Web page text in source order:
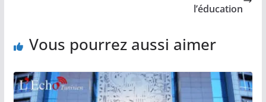
l’éducation
Vous pourrez aussi aimer